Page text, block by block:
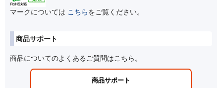
マークについては こちらをご覧ください。
商品サポート
商品についてのよくあるご質問はこちら。
商品サポート